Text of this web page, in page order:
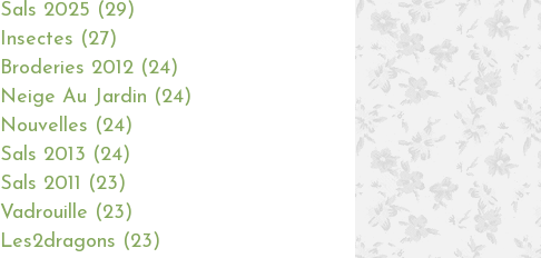
Sals 2025 (29)
Insectes (27)
Broderies 2012 (24)
Neige Au Jardin (24)
Nouvelles (24)
Sals 2013 (24)
Sals 2011
(23)
Vadrouille (23)
Les2dragons (23)